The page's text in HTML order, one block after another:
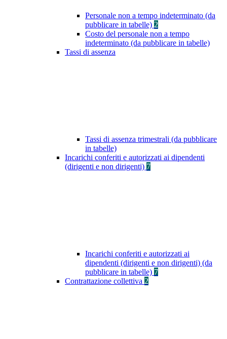
Personale non a tempo indeterminato (da
pubblicare in tabelle) 2
Costo del personale non a tempo
indeterminato (da pubblicare in tabelle)
Tassi di assenza
Tassi di assenza trimestrali (da pubblicare
in tabelle)
Incarichi conferiti e autorizzati ai dipendenti
(dirigenti e non dirigenti) 7
Incarichi conferiti e autorizzati ai
dipendenti (dirigenti e non dirigenti) (da
pubblicare in tabelle) 7
Contrattazione collettiva 2